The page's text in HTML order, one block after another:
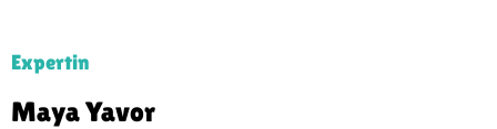
Expertin
Maya Yavor